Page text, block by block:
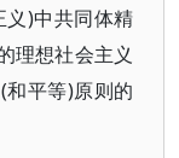
)中共同体精
理想社会主义
平等)原则的